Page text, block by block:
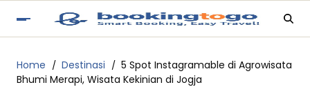
Home Destinasi
5 Spot Instagramable di Agrowisata
Bhumi Merapi, Wisata Kekinian di Jogja